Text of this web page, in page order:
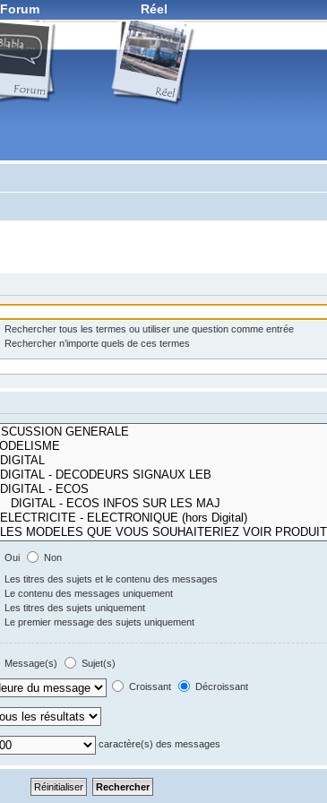
Forum Réel
Rechercher tous les termes ou utiliser une question comme entrée
Rechercher n’importe quels de ces termes
Oui
Non
Les titres des sujets et le contenu des messages
Le contenu des messages uniquement
Les titres des sujets uniquement
Le premier message des sujets uniquement
Message(s)
Sujet(s)
Croissant Décroissant
caractère(s) des messages